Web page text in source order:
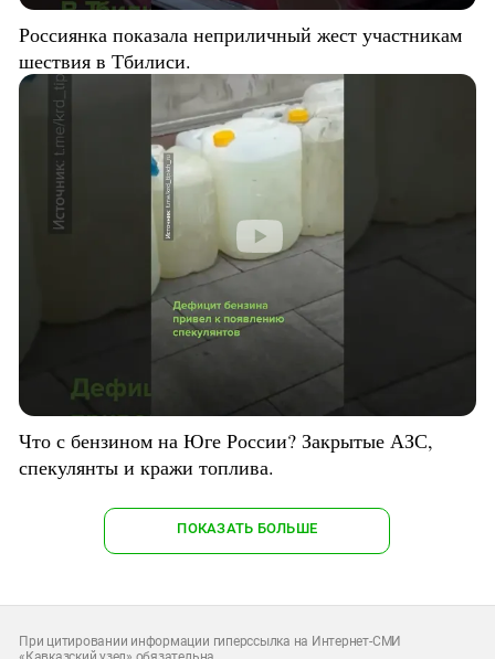
Россиянка показала неприличный жест участникам
шествия в Тбилиси.
Что с бензином на Юге России? Закрытые АЗС,
спекулянты и кражи топлива.
ПОКАЗАТЬ БОЛЬШЕ
При цитировании информации гиперссылка на Интернет-СМИ